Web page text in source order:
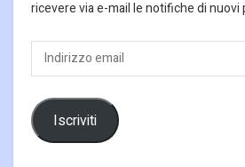
ricevere via e-mail le notifiche di nuovi
Indirizzo
email
Iscriviti